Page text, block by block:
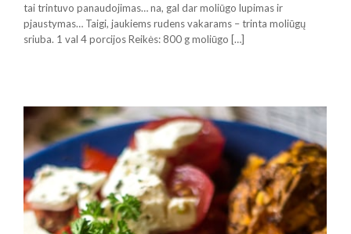
tai trintuvo panaudojimas… na, gal dar moliūgo lupimas ir
pjaustymas… Taigi, jaukiems rudens vakarams – trinta moliūgų
sriuba. 1 val 4 porcijos Reikės: 800 g moliūgo […]